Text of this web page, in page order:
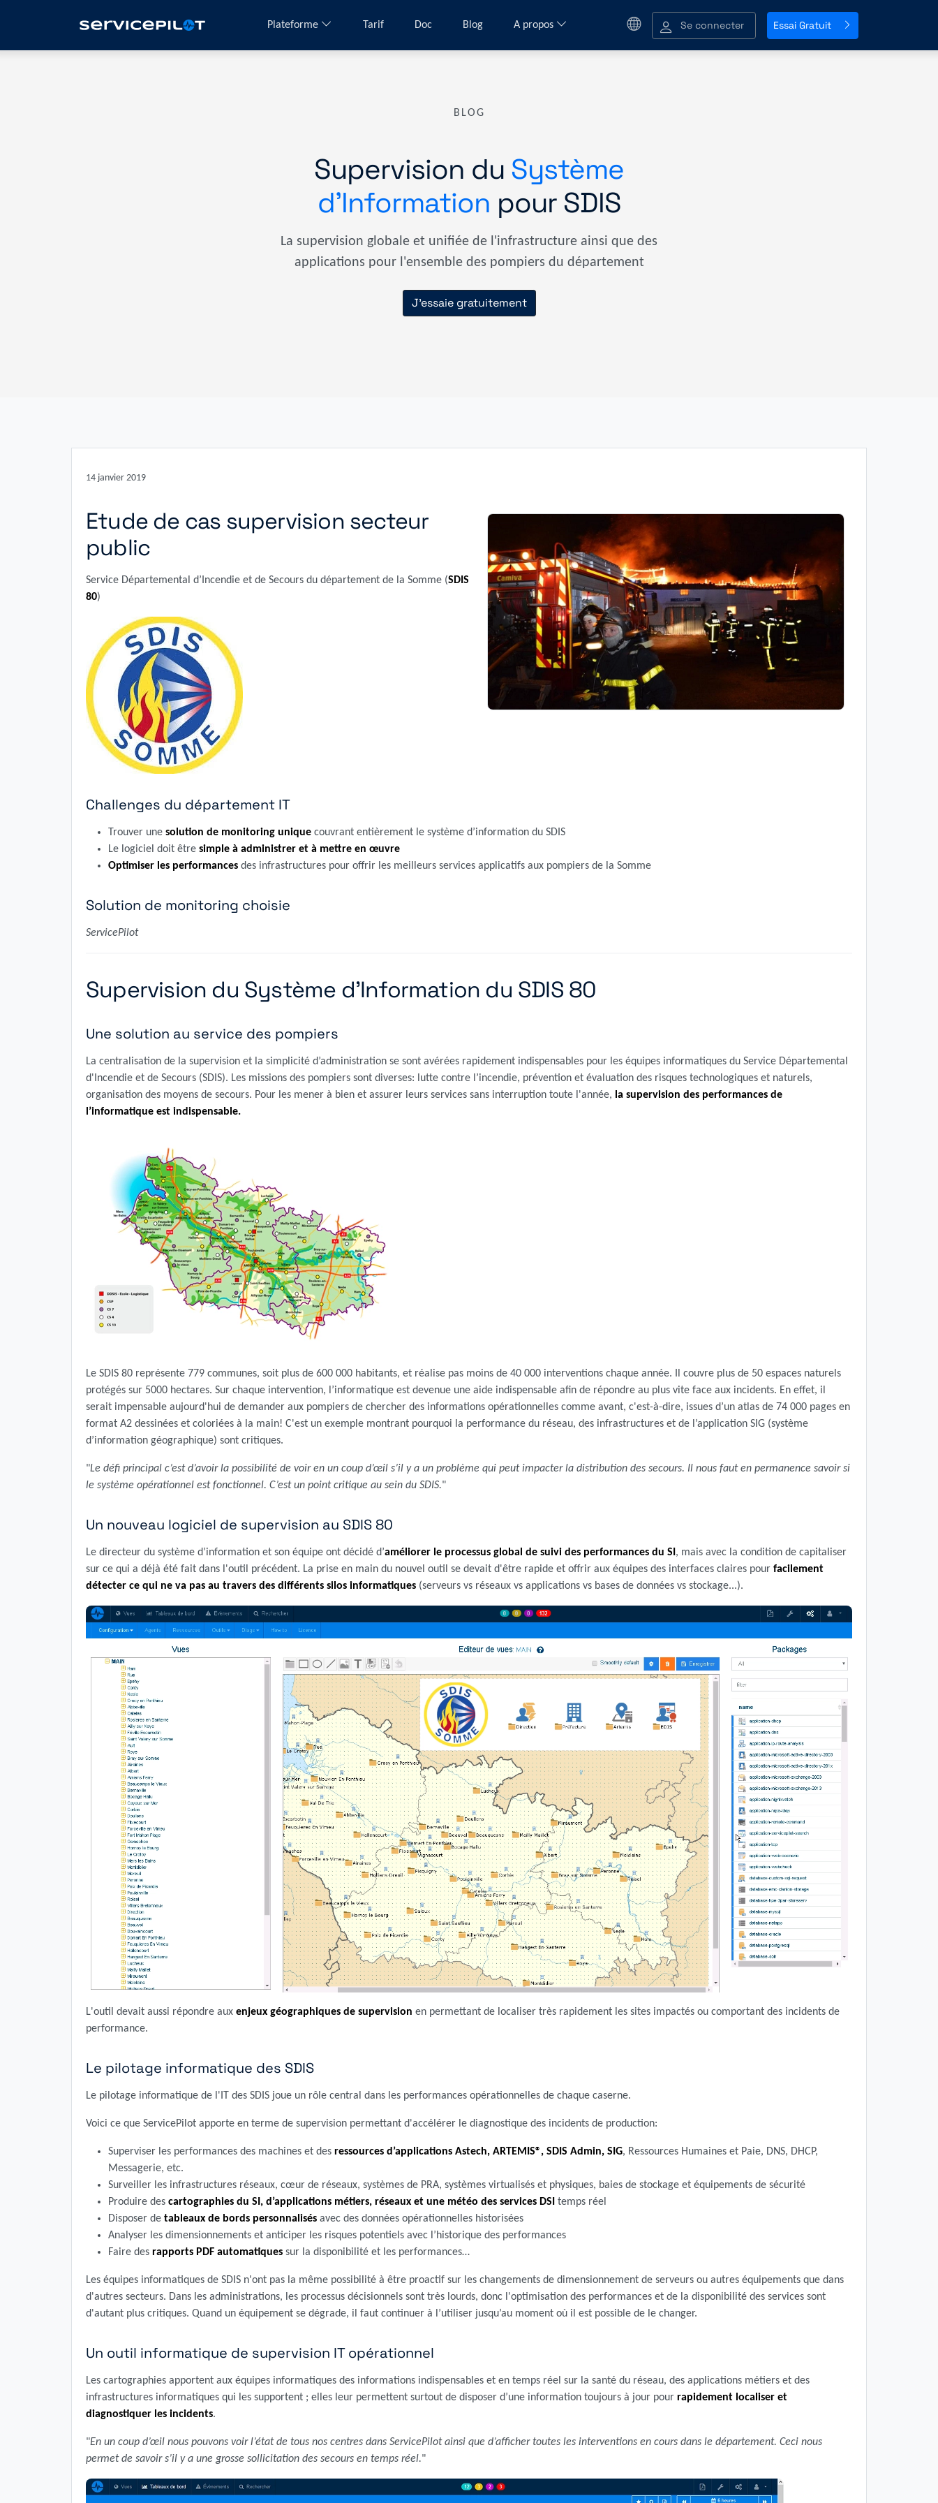
Plateforme Tarif Doc Blog A propos Se connecter Essai Gratuit
BLOG
Supervision du Système
d’Information pour SDIS
La supervision globale et unifiée de l'infrastructure ainsi que des
applications pour l'ensemble des pompiers du département
J'essaie gratuitement
14 janvier 2019
Etude de cas supervision secteur
public
Service Départemental d’Incendie et de Secours du département de la Somme (SDIS
80)
Challenges du département IT
Trouver une solution de monitoring unique couvrant entièrement le système d’information du SDIS
Le logiciel doit être simple à administrer et à mettre en œuvre
Optimiser les performances des infrastructures pour offrir les meilleurs services applicatifs aux pompiers de la Somme
Solution de monitoring choisie
ServicePilot
Supervision du Système d'Information du SDIS 80
Une solution au service des pompiers
La centralisation de la supervision et la simplicité d’administration se sont avérées rapidement indispensables pour les équipes informatiques du Service Départemental
d'Incendie et de Secours (SDIS). Les missions des pompiers sont diverses: lutte contre l’incendie, prévention et évaluation des risques technologiques et naturels,
organisation des moyens de secours. Pour les mener à bien et assurer leurs services sans interruption toute l'année, la supervision des performances de
l’informatique est indispensable.
Le SDIS 80 représente 779 communes, soit plus de 600 000 habitants, et réalise pas moins de 40 000 interventions chaque année. Il couvre plus de 50 espaces naturels
protégés sur 5000 hectares. Sur chaque intervention, l’informatique est devenue une aide indispensable afin de répondre au plus vite face aux incidents. En effet, il
serait impensable aujourd'hui de demander aux pompiers de chercher des informations opérationnelles comme avant, c'est-à-dire, issues d’un atlas de 74 000 pages en
format A2 dessinées et coloriées à la main! C'est un exemple montrant pourquoi la performance du réseau, des infrastructures et de l’application SIG (système
d’information géographique) sont critiques.
"Le défi principal c’est d’avoir la possibilité de voir en un coup d’œil s’il y a un problème qui peut impacter la distribution des secours. Il nous faut en permanence savoir si
le système opérationnel est fonctionnel. C’est un point critique au sein du SDIS."
Un nouveau logiciel de supervision au SDIS 80
Le directeur du système d’information et son équipe ont décidé d’améliorer le processus global de suivi des performances du SI , mais avec la condition de capitaliser
sur ce qui a déjà été fait dans l'outil précédent. La prise en main du nouvel outil se devait d'être rapide et offrir aux équipes des interfaces claires pour facilement
détecter ce qui ne va pas au travers des différents silos informatiques (serveurs vs réseaux vs applications vs bases de données vs stockage...).
L'outil devait aussi répondre aux enjeux géographiques de supervision en permettant de localiser très rapidement les sites impactés ou comportant des incidents de
performance.
Le pilotage informatique des SDIS
Le pilotage informatique de l'IT des SDIS joue un rôle central dans les performances opérationnelles de chaque caserne.
Voici ce que ServicePilot apporte en terme de supervision permettant d'accélérer le diagnostique des incidents de production:
Superviser les performances des machines et des ressources d’applications Astech, ARTEMIS®, SDIS Admin, SIG, Ressources Humaines et Paie, DNS, DHCP,
Messagerie, etc.
Surveiller les infrastructures réseaux, cœur de réseaux, systèmes de PRA, systèmes virtualisés et physiques, baies de stockage et équipements de sécurité
Produire des cartographies du SI, d’applications métiers, réseaux et une météo des services DSI temps réel
Disposer de tableaux de bords personnalisés avec des données opérationnelles historisées
Analyser les dimensionnements et anticiper les risques potentiels avec l’historique des performances
Faire des rapports PDF automatiques sur la disponibilité et les performances…
Les équipes informatiques de SDIS n'ont pas la même possibilité à être proactif sur les changements de dimensionnement de serveurs ou autres équipements que dans
d'autres secteurs. Dans les administrations, les processus décisionnels sont très lourds, donc l'optimisation des performances et de la disponibilité des services sont
d'autant plus critiques. Quand un équipement se dégrade, il faut continuer à l’utiliser jusqu’au moment où il est possible de le changer.
Un outil informatique de supervision IT opérationnel
Les cartographies apportent aux équipes informatiques des informations indispensables et en temps réel sur la santé du réseau, des applications métiers et des
infrastructures informatiques qui les supportent ; elles leur permettent surtout de disposer d’une information toujours à jour pour rapidement localiser et
diagnostiquer les incidents.
"En un coup d’œil nous pouvons voir l’état de tous nos centres dans ServicePilot ainsi que d’afficher toutes les interventions en cours dans le département. Ceci nous
permet de savoir s’il y a une grosse sollicitation des secours en temps réel."